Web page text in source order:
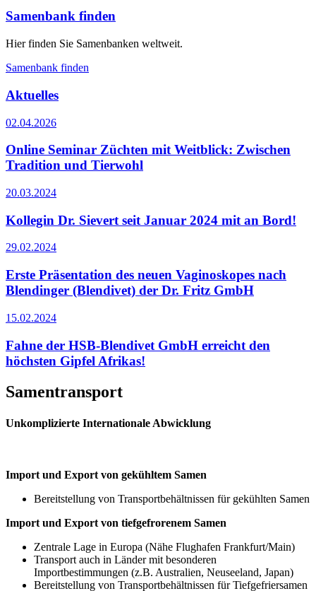
Samenbank finden
Hier finden Sie Samenbanken weltweit.
Samenbank finden
Aktuelles
02.04.2026
Online Seminar Züchten mit Weitblick: Zwischen
Tradition und Tierwohl
20.03.2024
Kollegin Dr. Sievert seit Januar 2024 mit an Bord!
29.02.2024
Erste Präsentation des neuen Vaginoskopes nach
Blendinger (Blendivet) der Dr. Fritz GmbH
15.02.2024
Fahne der HSB-Blendivet GmbH erreicht den
höchsten Gipfel Afrikas!
Samentransport
Unkomplizierte Internationale Abwicklung
Import und Export von gekühltem Samen
Bereitstellung von Transportbehältnissen für gekühlten Samen
Import und Export von tiefgefrorenem Samen
Zentrale Lage in Europa (Nähe Flughafen Frankfurt/Main)
Transport auch in Länder mit besonderen
Importbestimmungen (z.B. Australien, Neuseeland, Japan)
Bereitstellung von Transportbehältnissen für Tiefgefriersamen